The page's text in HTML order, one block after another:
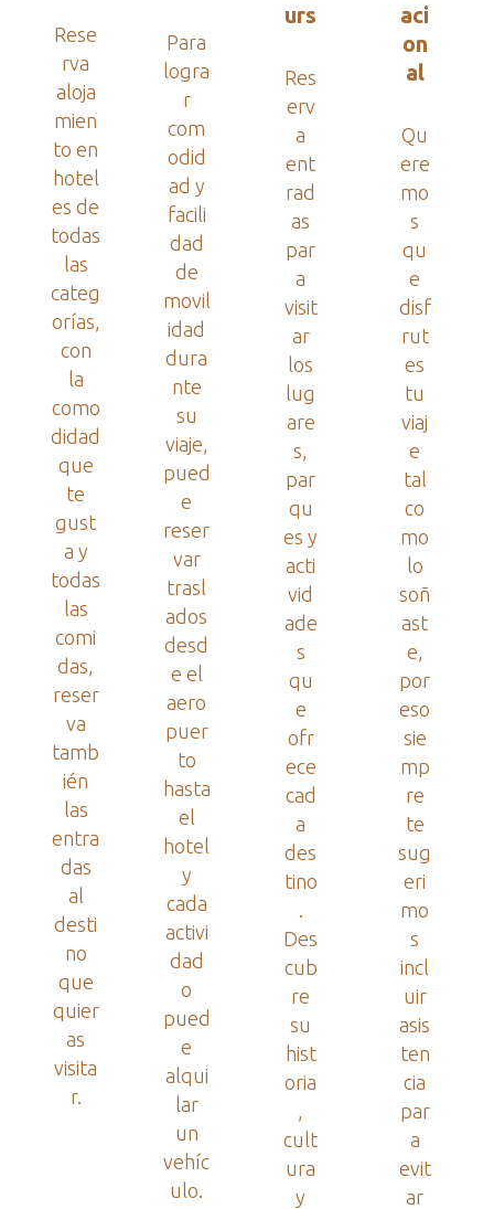
Rese
rva
aloja
mien
to en
hotel
es de
todas
las
categ
orías,
con
la
como
didad
que
te
gust
a y
todas
las
comi
das,
reser
va
tamb
ién
las
entra
das
al
desti
no
que
quier
as
visita
r.
Para
logra
r
com
odid
ad y
facili
dad
de
movil
idad
dura
nte
su
viaje,
pued
e
reser
var
trasl
ados
desd
e el
aero
puer
to
hasta
el
hotel
y
cada
activi
dad
o
pued
e
alqui
lar
un
vehíc
ulo.
urs
Res
erv
a
ent
rad
as
par
a
visit
ar
los
lug
are
s,
par
qu
es y
acti
vid
ade
s
qu
e
ofr
ece
cad
a
des
tino
Des
cub
re
su
hist
oria
cult
ura
y
aci
on
al
Qu
ere
mo
s
qu
e
disf
rut
es
tu
viaj
e
tal
co
mo
lo
soñ
ast
e,
por
eso
sie
mp
re
te
sug
eri
mo
s
incl
uir
asis
ten
cia
par
a
evit
ar